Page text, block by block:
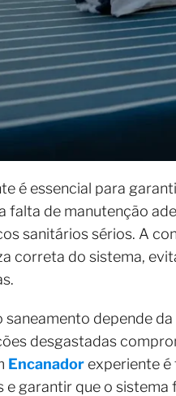
é essencial para
falta de manutenção
sanitários sérios. A
correta do sistema,
depende
desgastadas
Encanador experiente
garantir que o sistema